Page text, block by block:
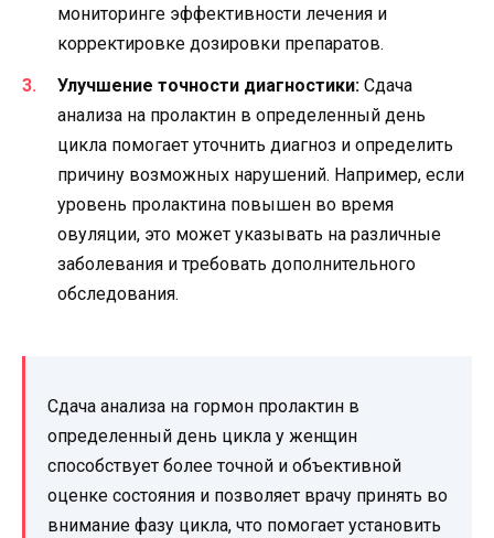
мониторинге эффективности лечения и
корректировке дозировки препаратов.
Улучшение точности диагностики: Сдача
анализа на пролактин в определенный день
цикла помогает уточнить диагноз и определить
причину возможных нарушений. Например, если
уровень пролактина повышен во время
овуляции, это может указывать на различные
заболевания и требовать дополнительного
обследования.
Сдача анализа на гормон пролактин в
определенный день цикла у женщин
способствует более точной и объективной
оценке состояния и позволяет врачу принять во
внимание фазу цикла, что помогает установить